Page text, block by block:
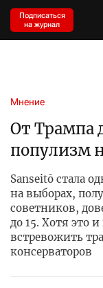
Подписаться
на журнал
Мнение
От Трампа
популизм
Sanseitō стала
на выборах,
советников,
до 15. Хотя это
встревожить
консерваторов